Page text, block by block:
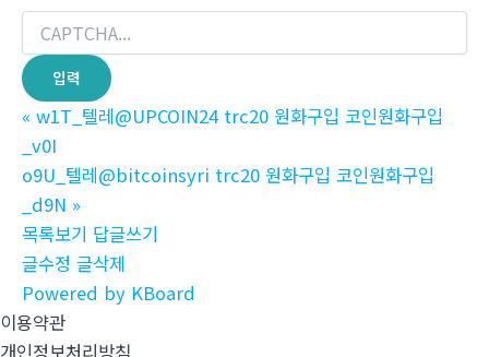
« w1T_텔레@UPCOIN24 trc20 원화구입 코인원화구입
_v0I
o9U_텔레@bitcoinsyri trc20 원화구입 코인원화구입
_d9N »
목록보기 답글쓰기
글수정 글삭제
Powered by KBoard
이용약관
개인정보처리방침